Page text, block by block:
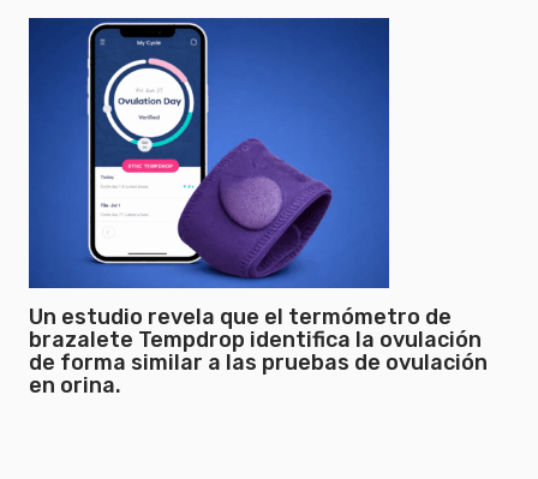
Un estudio revela que el termómetro de
brazalete Tempdrop identifica la ovulación
de forma similar a las pruebas de ovulación
en orina.